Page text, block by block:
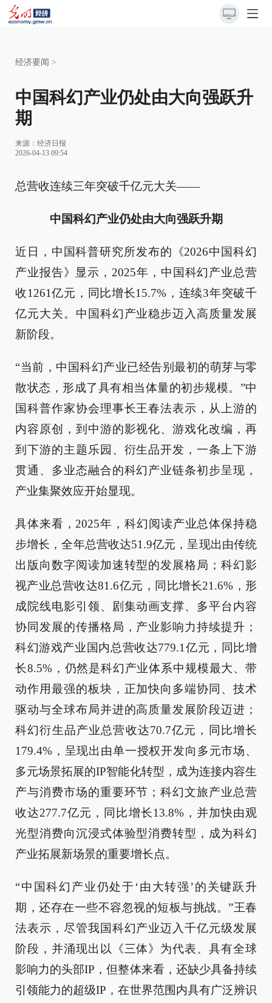
经济要闻 >
中国科幻产业仍处由大向强跃升
期
来源： 经济日报
2026-04-13 09:54
总营收连续三年突破千亿元大关——
中国科幻产业仍处由大向强跃升期
近日，中国科普研究所发布的《2026中国科幻
产业报告》显示，2025年，中国科幻产业总营
收1261亿元，同比增长15.7%，连续3年突破千
亿元大关。中国科幻产业稳步迈入高质量发展
新阶段。
“当前，中国科幻产业已经告别最初的萌芽与零
散状态，形成了具有相当体量的初步规模。”中
国科普作家协会理事长王春法表示，从上游的
内容原创，到中游的影视化、游戏化改编，再
到下游的主题乐园、衍生品开发，一条上下游
贯通、多业态融合的科幻产业链条初步呈现，
产业集聚效应开始显现。
具体来看，2025年，科幻阅读产业总体保持稳
步增长，全年总营收达51.9亿元，呈现出由传统
出版向数字阅读加速转型的发展格局；科幻影
视产业总营收达81.6亿元，同比增长21.6%，形
成院线电影引领、剧集动画支撑、多平台内容
协同发展的传播格局，产业影响力持续提升；
科幻游戏产业国内总营收达779.1亿元，同比增
长8.5%，仍然是科幻产业体系中规模最大、带
动作用最强的板块，正加快向多端协同、技术
驱动与全球布局并进的高质量发展阶段迈进；
科幻衍生品产业总营收达70.7亿元，同比增长
179.4%，呈现出由单一授权开发向多元市场、
多元场景拓展的IP智能化转型，成为连接内容生
产与消费市场的重要环节；科幻文旅产业总营
收达277.7亿元，同比增长13.8%，并加快由观
光型消费向沉浸式体验型消费转型，成为科幻
产业拓展新场景的重要增长点。
“中国科幻产业仍处于‘由大转强’的关键跃升
期，还存在一些不容忽视的短板与挑战。”王春
法表示，尽管我国科幻产业迈入千亿元级发展
阶段，并涌现出以《三体》为代表、具有全球
影响力的头部IP，但整体来看，还缺少具备持续
引领能力的超级IP，在世界范围内具有广泛辨识